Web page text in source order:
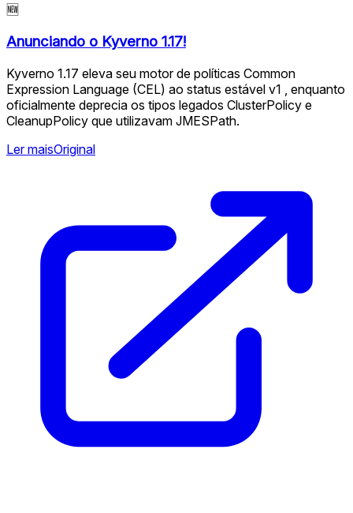
🆕
Anunciando o Kyverno 1.17!
Kyverno 1.17 eleva seu motor de políticas Common
Expression Language (CEL) ao status estável v1 , enquanto
oficialmente deprecia os tipos legados ClusterPolicy e
CleanupPolicy que utilizavam JMESPath.
Ler maisOriginal